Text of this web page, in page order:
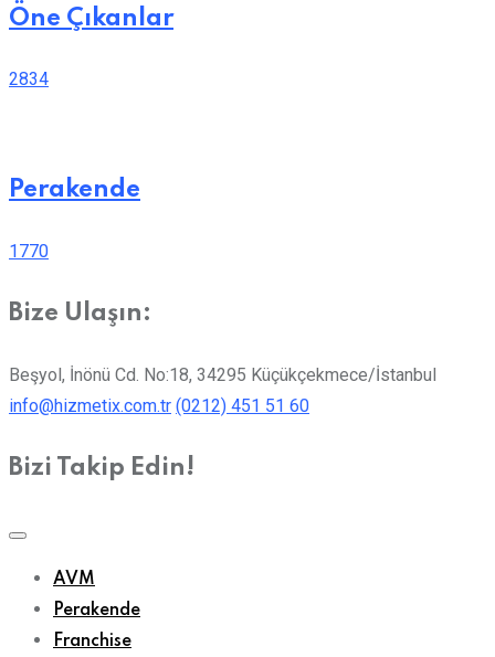
Öne Çıkanlar
2834
Perakende
1770
Bize Ulaşın:
Beşyol, İnönü Cd. No:18, 34295 Küçükçekmece/İstanbul
info@hizmetix.com.tr (0212) 451 51 60
Bizi Takip Edin!
AVM
Perakende
Franchise